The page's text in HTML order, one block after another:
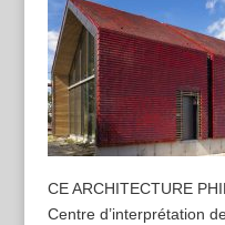
CE ARCHITECTURE
Centre d’interprétation